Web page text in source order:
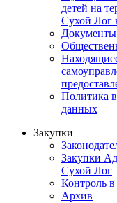
детей на
Сухой Лог
Политика
данных
Закупки
Закупки
Сухой Лог
Контроль в
Архив